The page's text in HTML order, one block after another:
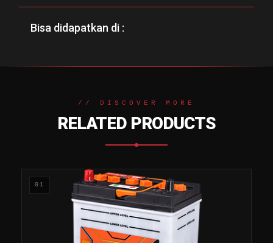
Bisa didapatkan di :
// DISCOVER MORE
RELATED PRODUCTS
01